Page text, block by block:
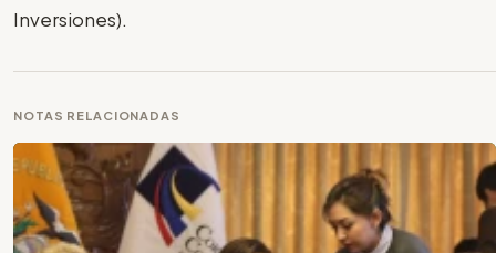
Inversiones).
NOTAS RELACIONADAS